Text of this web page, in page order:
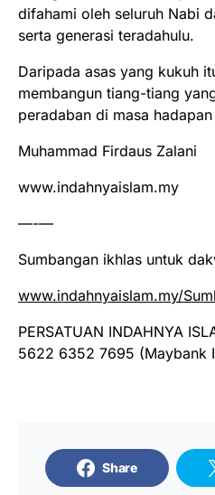
difahami oleh seluruh Nabi
serta generasi teradahulu.
Daripada asas yang kukuh
membangun tiang-tiang
peradaban di masa
Muhammad Firdaus Zalani
www.indahnyaislam.my
—-—
Sumbangan ikhlas untuk
www.indahnyaislam.my/
PERSATUAN INDAHNYA
5622 6352 7695 (Maybank
Share